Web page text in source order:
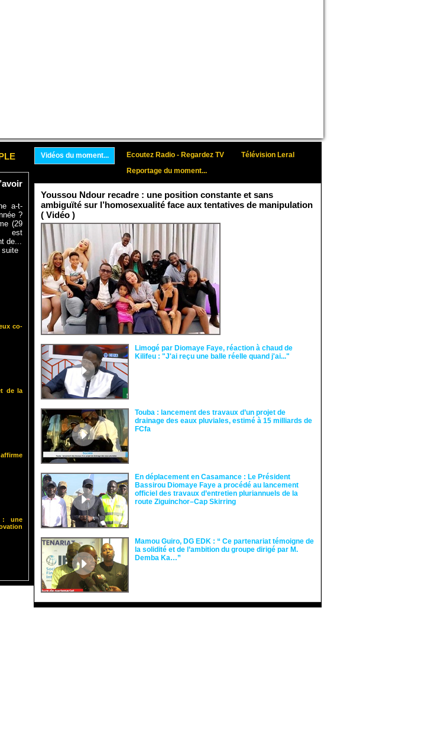
a-t-
?
(29
de...
suite
co-
de la
: une
Vidéos du moment... Ecoutez Radio - Regardez TV
Télévision Leral
Reportage du moment...
Youssou Ndour recadre : une position constante et sans
ambiguïté sur l’homosexualité face aux tentatives de manipulation
( Vidéo )
Limogé par Diomaye Faye, réaction à chaud de
Kilifeu : "J'ai reçu une balle réelle quand j'ai..."
Touba : lancement des travaux d’un projet de
drainage des eaux pluviales, estimé à 15 milliards de
FCfa ‎
En déplacement en Casamance : Le Président
Bassirou Diomaye Faye a procédé au lancement
officiel des travaux d’entretien pluriannuels de la
route Ziguinchor–Cap Skirring
Mamou Guiro, DG EDK : “ Ce partenariat témoigne de
la solidité et de l’ambition du groupe dirigé par M.
Demba Ka…”